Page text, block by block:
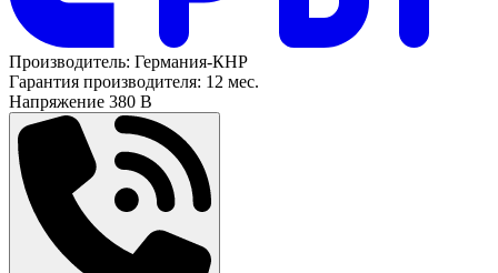
Производитель: Германия-КНР
Гарантия производителя: 12 мес.
Напряжение 380 В